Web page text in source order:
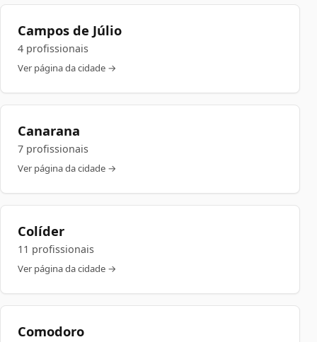
Campos de Júlio
4 profissionais
Ver página da cidade →
Canarana
7 profissionais
Ver página da cidade →
Colíder
11 profissionais
Ver página da cidade →
Comodoro